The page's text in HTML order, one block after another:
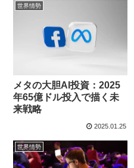
世界情勢
メタの大胆AI投資：2025
年65億ドル投入で描く未
来戦略
2025.01.25
世界情勢